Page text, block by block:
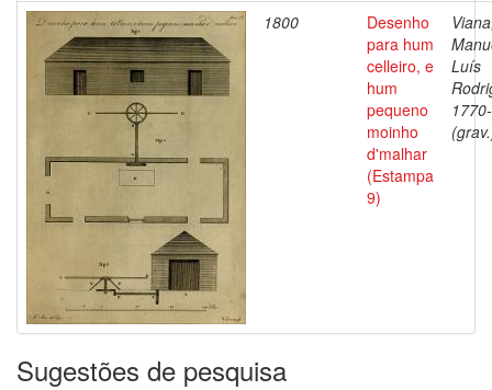
1800
Desenho
para hum
celleiro, e
hum
pequeno
moinho
d'malhar
(Estampa
9)
Luís
Sugestões de pesquisa